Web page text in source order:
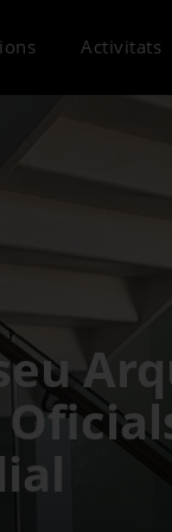
Activitats